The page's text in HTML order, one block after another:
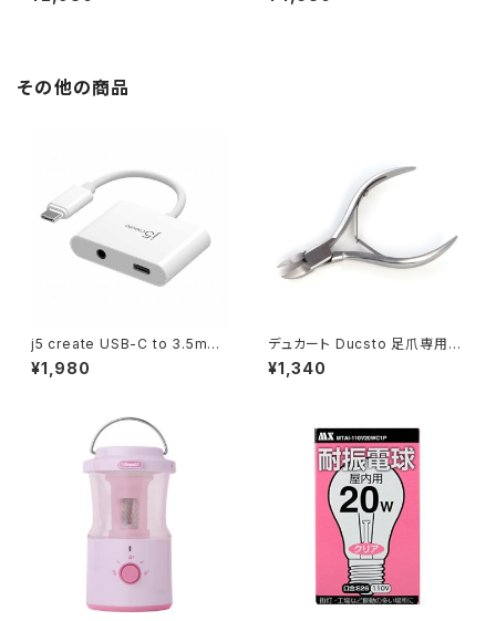
5-B (ブルー) / JAN : 497011
ス式はんだこて GP501 / JAN :
その他の商品
j5 create USB-C to 3.5mm
オーディオ & パワーデリバリー
アダプター JCA122 / JAN : 4
¥1,980
デュカート Ducsto 足爪専用 ト
ゥネイルニッパー / JAN : 4901
604468790
¥1,340